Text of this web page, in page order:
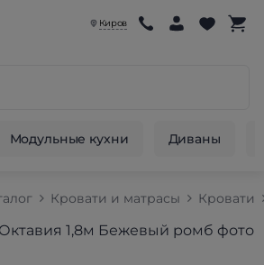
Киров
Модульные кухни Диваны
Кровати и матрасы Кровати